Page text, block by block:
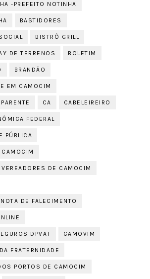
-PREFEITO NOTINHA
BASTIDORES
BISTRÔ GRILL
DE TERRENOS BOLETIM
BRANDÃO
EM CAMOCIM
CA CABELEIREIRO
FEDERAL
PÚBLICA
DE CAMOCIM
DE FALECIMENTO
DPVAT CAMOVIM
FRATERNIDADE
PORTOS DE CAMOCIM